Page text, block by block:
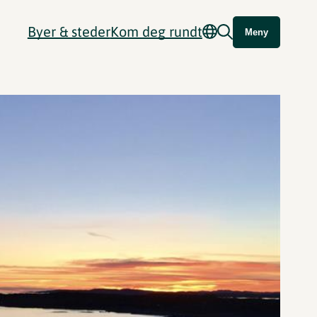
Byer & stederKom deg rundt Meny